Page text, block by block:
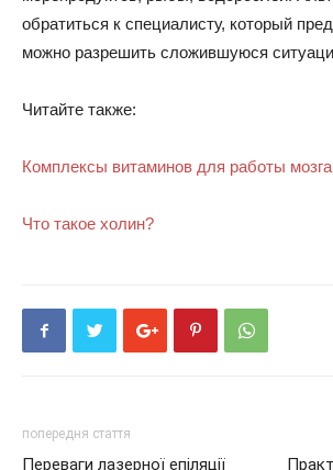
обратиться к специалисту, который
можно разрешить сложившуюся
Читайте также:
Комплексы витаминов для работы мозга
Что такое холин?
попередня стаття
Переваги лазерної епіляції